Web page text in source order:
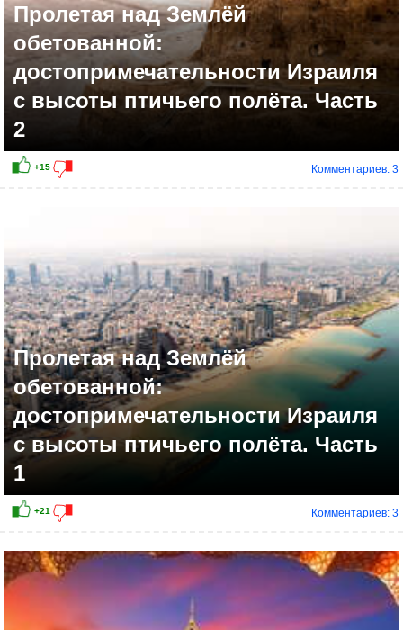
Пролетая над Землёй
обетованной:
достопримечательности Израиля
с высоты птичьего полёта. Часть
2
Комментариев: 3
Пролетая над Землёй
обетованной:
достопримечательности Израиля
с высоты птичьего полёта. Часть
1
Комментариев: 3